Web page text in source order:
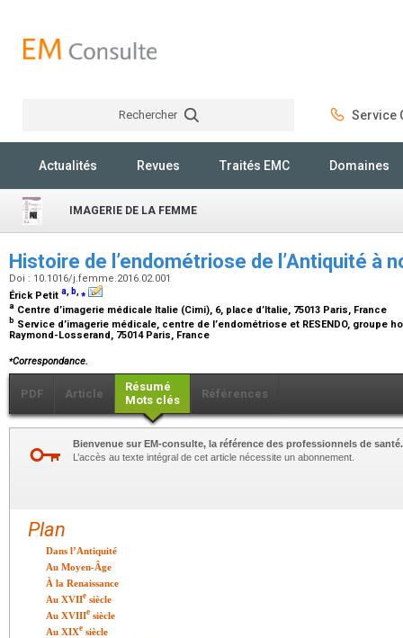
Rechercher Service
Actualités Revues Traités EMC Domaines
IMAGERIE DE LA FEMME
Histoire de l’endométriose de l’Antiquité à
Doi : 10.1016/j.femme.2016.02.001
Érick Petit a, b,⁎
a Centre d’imagerie médicale Italie (Cimi), 6, place d’Italie, 75013 Paris, France
b Service d’imagerie médicale, centre de l’endométriose et RESENDO, groupe
Raymond-Losserand, 75014 Paris, France
⁎Correspondance.
PDF Article
Résumé
Mots clés
Références
Bienvenue sur EM-consulte, la référence des professionnels de santé.
L’accès au texte intégral de cet article nécessite un abonnement.
Plan
Dans l’Antiquité
Au Moyen-Âge
À la Renaissance
Au XVIIe siècle
Au XVIIIe siècle
Au XIXe siècle